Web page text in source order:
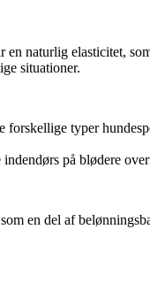
en naturlig elasticitet,
situationer.
forskellige typer
indendørs på blødere
en del af